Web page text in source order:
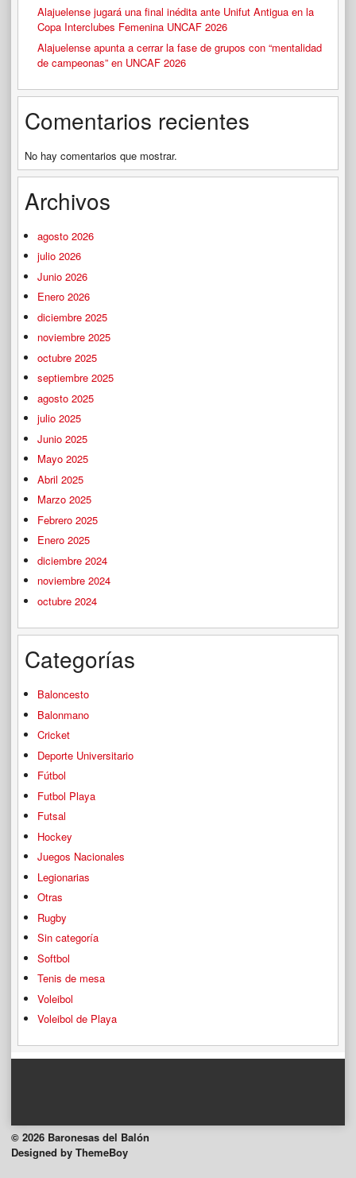
Alajuelense jugará una final inédita ante Unifut Antigua en la
Copa Interclubes Femenina UNCAF 2026
Alajuelense apunta a cerrar la fase de grupos con “mentalidad
de campeonas” en UNCAF 2026
Comentarios recientes
No hay comentarios que mostrar.
Archivos
agosto 2026
julio 2026
Junio 2026
Enero 2026
diciembre 2025
noviembre 2025
octubre 2025
septiembre 2025
agosto 2025
julio 2025
Junio 2025
Mayo 2025
Abril 2025
Marzo 2025
Febrero 2025
Enero 2025
diciembre 2024
noviembre 2024
octubre 2024
Categorías
Baloncesto
Balonmano
Cricket
Deporte Universitario
Fútbol
Futbol Playa
Futsal
Hockey
Juegos Nacionales
Legionarias
Otras
Rugby
Sin categoría
Softbol
Tenis de mesa
Voleibol
Voleibol de Playa
© 2026 Baronesas del Balón
Designed by ThemeBoy